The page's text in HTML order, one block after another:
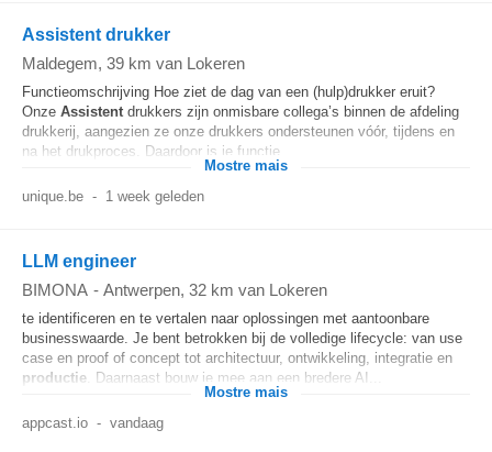
Assistent drukker
Maldegem, 39 km van Lokeren
Functieomschrijving Hoe ziet de dag van een (hulp)drukker eruit?
Onze Assistent drukkers zijn onmisbare collega’s binnen de afdeling
drukkerij, aangezien ze onze drukkers ondersteunen vóór, tijdens en
na het drukproces. Daardoor is je functie...
Mostre mais
unique.be - 1 week geleden
LLM engineer
BIMONA - Antwerpen, 32 km van Lokeren
te identificeren en te vertalen naar oplossingen met aantoonbare
businesswaarde. Je bent betrokken bij de volledige lifecycle: van use
case en proof of concept tot architectuur, ontwikkeling, integratie en
productie . Daarnaast bouw je mee aan een bredere AI...
Mostre mais
appcast.io - vandaag